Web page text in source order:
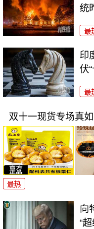
统
最
印
伏“
最
双十一现货专场真
最热
向
“